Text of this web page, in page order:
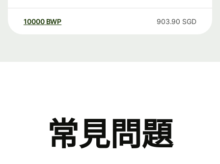
10000 BWP 903.90 SGD
常見問題